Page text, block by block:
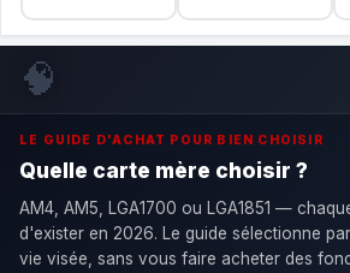
🧠
LE GUIDE D'ACHAT POUR BIEN CHOISIR
Quelle carte mère choisir ?
AM4, AM5, LGA1700 ou LGA1851 —
d'exister en 2026. Le guide sélectionne
vie visée, sans vous faire acheter des